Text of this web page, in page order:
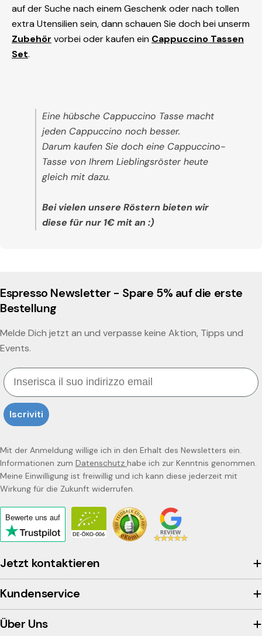
auf der Suche nach einem Geschenk oder nach tollen
extra Utensilien sein, dann schauen Sie doch bei unserm
Zubehör vorbei oder kaufen ein Cappuccino Tassen
Set.
Eine hübsche Cappuccino Tasse macht
jeden Cappuccino noch besser.
Darum kaufen Sie doch eine Cappuccino-
Tasse von Ihrem Lieblingsröster heute
gleich mit dazu.
Bei vielen unsere Röstern bieten wir
diese für nur 1€ mit an :)
Jetzt kontaktieren
Kundenservice
Über Uns
Espresso Newsletter - Spare 5% auf die erste
Bestellung
Melde Dich jetzt an und verpasse keine Aktion, Tipps und
Events.
Email
Iscriviti
Mit der Anmeldung willige ich in den Erhalt des Newsletters ein.
Informationen zum Datenschutz habe ich zur Kenntnis genommen.
Meine Einwilligung ist freiwillig und ich kann diese jederzeit mit
Wirkung für die Zukunft widerrufen.
Bewerte uns auf
Click
to
view
the
company's
Trustpilot
profile